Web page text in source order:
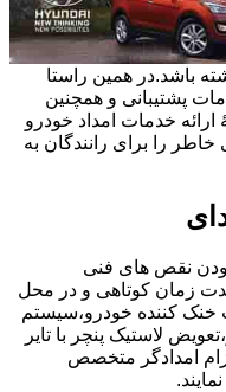
باشد.در همین راستا
پشتیبانی و همچنین
خدمات امداد خودرو
را برای رانندگان به
نقص های فنی
زمان کوتاهی و در محل
کننده خودرو،سیستم
لاستیک پنچر با تایر
امدادگر متخصص